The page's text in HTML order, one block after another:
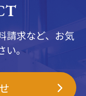
請求など、お気
い。